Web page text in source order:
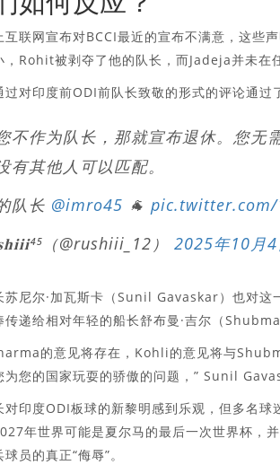
互联网宣布对BCCI最近的宣布不满意，这
，Rohit被剥夺了他的队长，而Jadeja并未在
过对印度前ODI前队长致敬的形式的评论通过
不作为队长，那就宣布退休。您无
有其他人可以匹配。
队长 @imro45 🐐
（@rushiii_12） 2025年10月4
苏尼尔·加瓦斯卡（Sunil Gavaskar）也对这
传递给相对年轻的船长舒布曼·吉尔（
的意见将存在，Kohli的意见将与
为您的国家玩耍的骄傲的问题，” Sunil
对印度ODI板球的新黎明感到乐观，但多名
年世界可能是夏尔马的最后一次世界杯，
员的真正“侮辱”。